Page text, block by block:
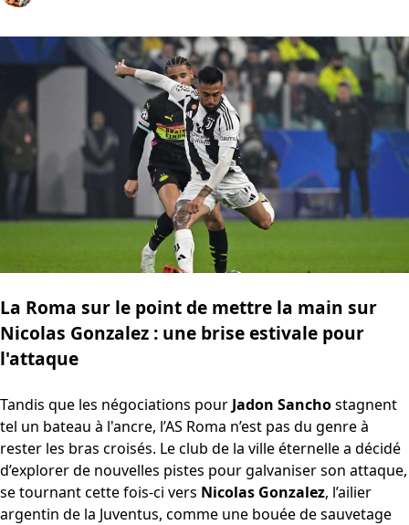
La Roma sur le point de mettre la main sur
Nicolas Gonzalez : une brise estivale pour
l'attaque
Tandis que les négociations pour Jadon Sanchostagnent
tel un bateau à l'ancre, l’AS Roma n’est pas du genre à
rester les bras croisés. Le club de la ville éternelle a décidé
d’explorer de nouvelles pistes pour galvaniser son attaque,
se tournant cette fois-ci vers Nicolas Gonzalez, l’ailier
argentin de la Juventus, comme une bouée de sauvetage